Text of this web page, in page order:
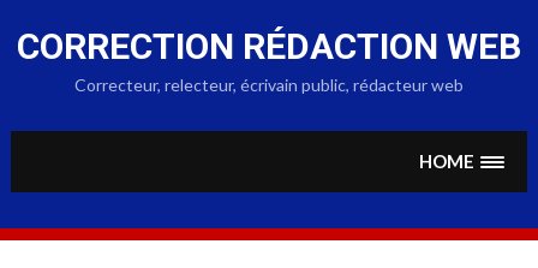
to
content
CORRECTION RÉDACTION WEB
Correcteur, relecteur, écrivain public, rédacteur web
HOME